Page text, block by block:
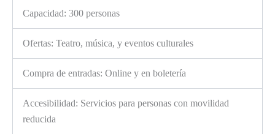
Capacidad: 300 personas
Ofertas: Teatro, música, y eventos culturales
Compra de entradas: Online y en boletería
Accesibilidad: Servicios para personas con movilidad
reducida